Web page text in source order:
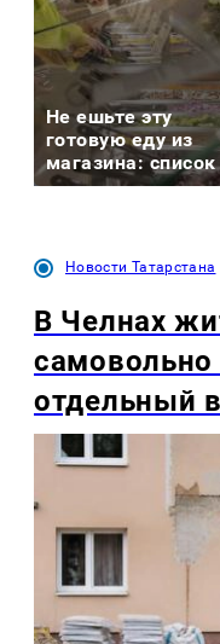
Не ешьте эту
готовую еду из
магазина: список
Новости Татарстана
В Челнах
самовольно
отдельный